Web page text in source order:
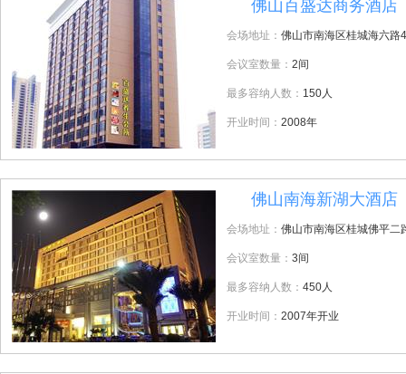
佛山百盛达商务酒店
会场地址： 佛山市南海区桂城海六路
会议室数量： 2间
最多容纳人数： 150人
开业时间： 2008年
佛山南海新湖大酒店
会场地址： 佛山市南海区桂城佛平二
会议室数量： 3间
最多容纳人数： 450人
开业时间： 2007年开业